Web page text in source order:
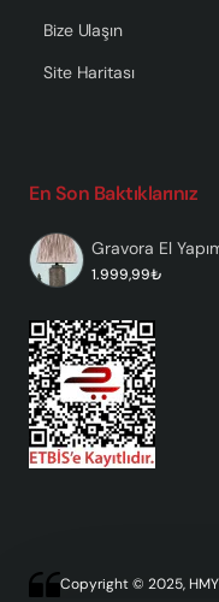
Bize Ulaşın
Site Haritası
En Son Baktıklarınız
Gravora El
1.999,99₺
Copyright © 2025, HMY